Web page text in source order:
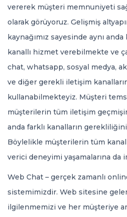
0246 232 88 32
kurumsal@32net.com.tr
TR
vererek müşteri memnuniyeti
olarak görüyoruz. Gelişmiş
kaynağımız sayesinde aynı
kanallı hizmet verebilmekte ve
chat, whatsapp, sosyal medya,
ve diğer gerekli iletişim
kullanabilmekteyiz. Müşteri
müşterilerin tüm iletişim
anda farklı kanalların
Böylelikle müşterilerin tüm
verici deneyimi yaşamalarına da
Web Chat – gerçek zamanlı
sistemimizdir. Web sitesine
ilgilenmemizi ve her müşteriye